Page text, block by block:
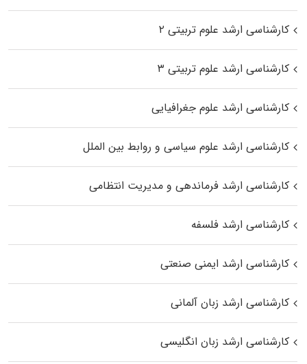
کارشناسی ارشد علوم تربیتی ۲
کارشناسی ارشد علوم تربیتی ۳
کارشناسی ارشد علوم جغرافیایی
کارشناسی ارشد علوم سیاسی و روابط بین الملل
کارشناسی ارشد فرماندهی و مدیریت انتظامی
کارشناسی ارشد فلسفه
کارشناسی ارشد ایمنی صنعتی
کارشناسی ارشد زبان آلمانی
کارشناسی ارشد زبان انگلیسی